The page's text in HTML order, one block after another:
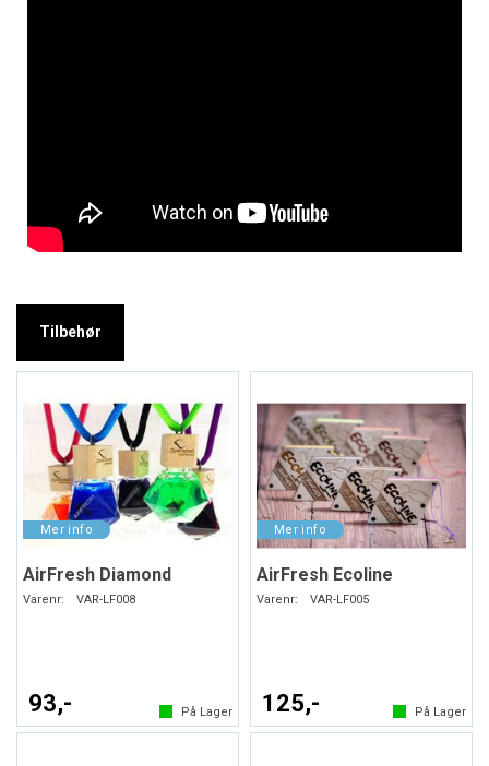
Tilbehør
AirFresh Diamond
Varenr: VAR-LF008
93,- På Lager
AirFresh Ecoline
Varenr: VAR-LF005
125,- På Lager